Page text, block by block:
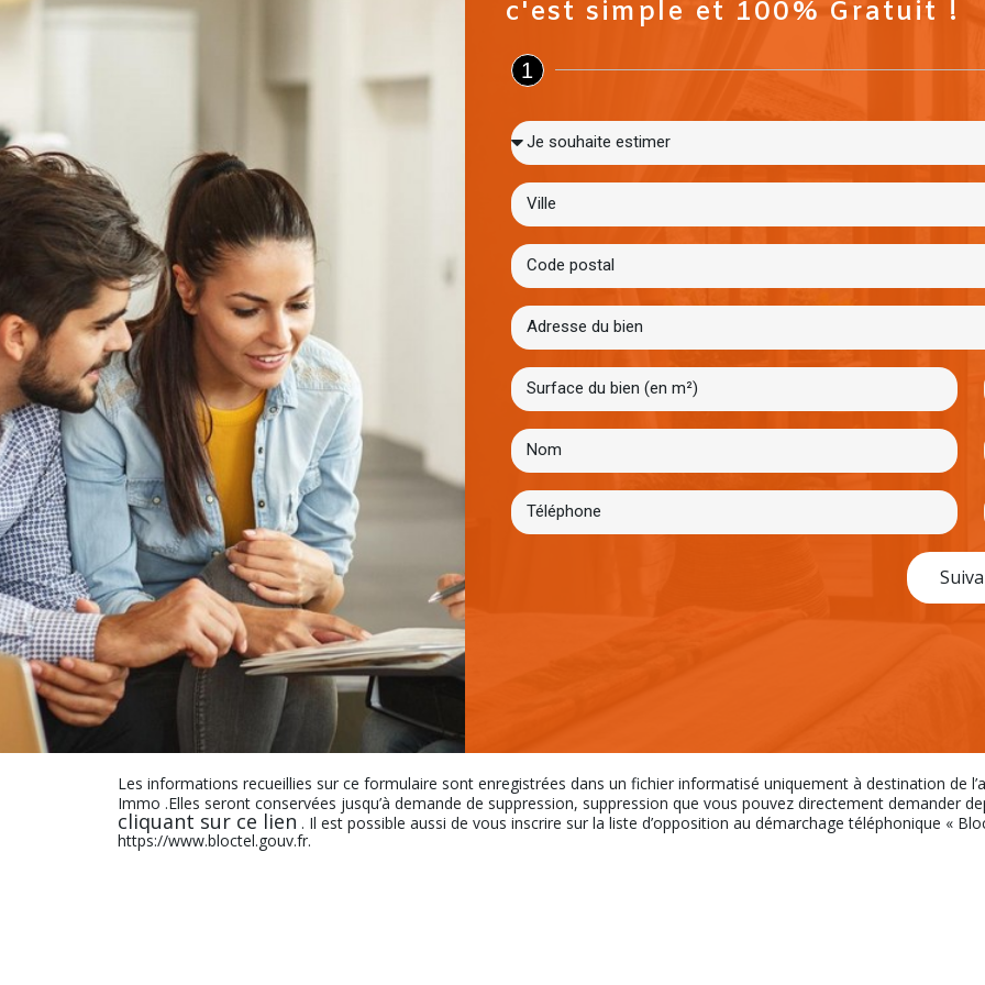
c'est simple et 100% Gratuit !
1
Les informations recueillies sur ce formulaire sont enregistrées dans un fichier informatisé uniquement à destination de
Immo .Elles seront conservées jusqu’à demande de suppression, suppression que vous pouvez directement demander
cliquant sur ce lien . Il est possible aussi de vous inscrire sur la liste d’opposition au démarchage téléphonique «
https://www.bloctel.gouv.fr.